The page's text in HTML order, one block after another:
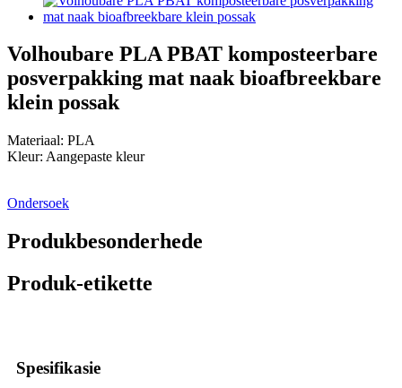
Volhoubare PLA PBAT komposteerbare
posverpakking mat naak bioafbreekbare
klein possak
Materiaal: PLA
Kleur: Aangepaste kleur
Ondersoek
Produkbesonderhede
Produk-etikette
Spesifikasie